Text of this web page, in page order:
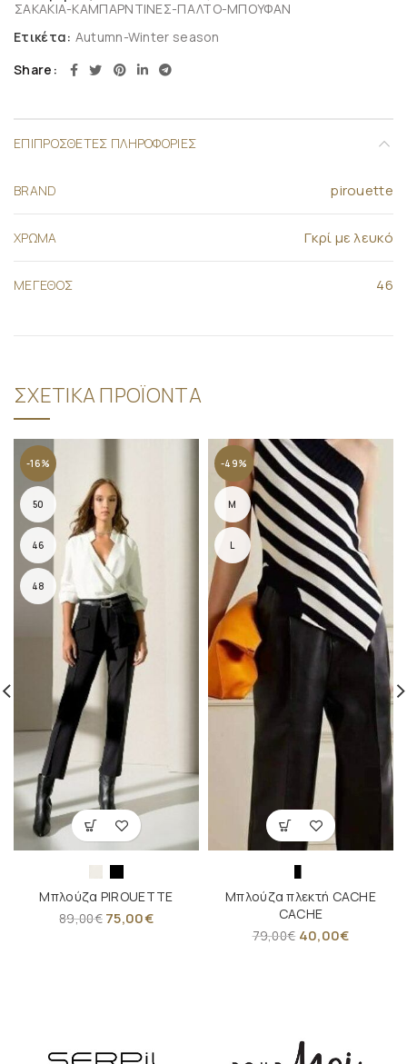
ΣΑΚΑΚΙΑ-ΚΑΜΠΑΡΝΤΙΝΕΣ-ΠΑΛΤΟ-ΜΠΟΥΦΑΝ
Ετικέτα: Autumn-Winter season
Share
ΕΠΙΠΡΌΣΘΕΤΕΣ ΠΛΗΡΟΦΟΡΊΕΣ
BRAND pirouette
ΧΡΩΜΑ Γκρί με λευκό
ΜΕΓΕΘΟΣ 46
ΣΧΕΤΙΚΆ ΠΡΟΪΌΝΤΑ
-16%
50
46
48
Μπλούζα PIROUETTE
89,00€ 75,00€
-49%
M
L
Μπλούζα πλεκτή CACHE
CACHE
79,00€ 40,00€